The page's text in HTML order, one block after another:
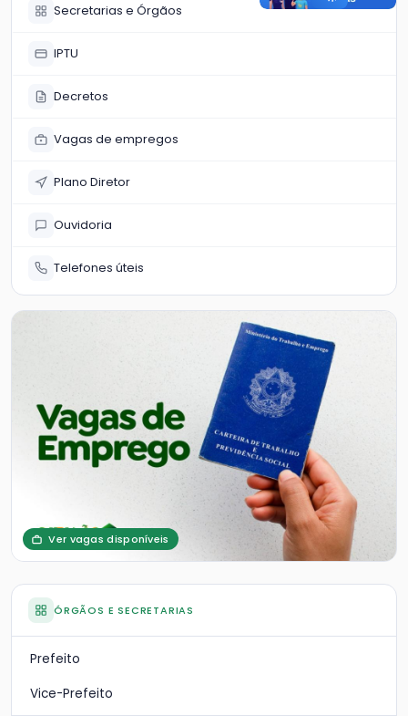
Secretarias e Órgãos
IPTU
Decretos
Vagas de empregos
Plano Diretor
Ouvidoria
Telefones úteis
Ver vagas disponíveis
ÓRGÃOS E SECRETARIAS
Prefeito
Vice-Prefeito